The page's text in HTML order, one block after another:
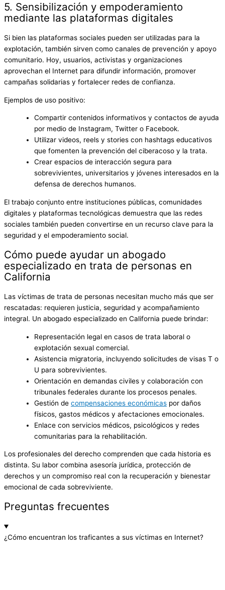
5. Sensibilización y empoderamiento
mediante las plataformas digitales
Si bien las plataformas sociales pueden ser utilizadas para la
explotación, también sirven como canales de prevención y apoyo
comunitario. Hoy, usuarios, activistas y organizaciones
aprovechan el Internet para difundir información, promover
campañas solidarias y fortalecer redes de confianza.
Ejemplos de uso positivo:
Compartir contenidos informativos y contactos de ayuda
por medio de Instagram, Twitter o Facebook.
Utilizar videos, reels y stories con hashtags educativos
que fomenten la prevención del ciberacoso y la trata.
Crear espacios de interacción segura para
sobrevivientes, universitarios y jóvenes interesados en la
defensa de derechos humanos.
El trabajo conjunto entre instituciones públicas, comunidades
digitales y plataformas tecnológicas demuestra que las redes
sociales también pueden convertirse en un recurso clave para la
seguridad y el empoderamiento social.
Cómo puede ayudar un abogado
especializado en trata de personas en
California
Las víctimas de trata de personas necesitan mucho más que ser
rescatadas: requieren justicia, seguridad y acompañamiento
integral. Un abogado especializado en California puede brindar:
Representación legal en casos de trata laboral o
explotación sexual comercial.
Asistencia migratoria, incluyendo solicitudes de visas T o
U para sobrevivientes.
Orientación en demandas civiles y colaboración con
tribunales federales durante los procesos penales.
Gestión de compensaciones económicas por daños
físicos, gastos médicos y afectaciones emocionales.
Enlace con servicios médicos, psicológicos y redes
comunitarias para la rehabilitación.
Los profesionales del derecho comprenden que cada historia es
distinta. Su labor combina asesoría jurídica, protección de
derechos y un compromiso real con la recuperación y bienestar
emocional de cada sobreviviente.
Preguntas frecuentes
¿Cómo encuentran los traficantes a sus víctimas en Internet?